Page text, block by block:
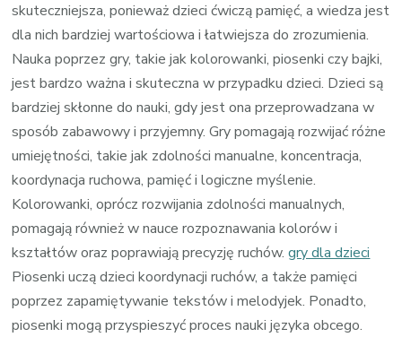
skuteczniejsza, ponieważ dzieci ćwiczą pamięć, a wiedza jest
dla nich bardziej wartościowa i łatwiejsza do zrozumienia.
Nauka poprzez gry, takie jak kolorowanki, piosenki czy bajki,
jest bardzo ważna i skuteczna w przypadku dzieci. Dzieci są
bardziej skłonne do nauki, gdy jest ona przeprowadzana w
sposób zabawowy i przyjemny. Gry pomagają rozwijać różne
umiejętności, takie jak zdolności manualne, koncentracja,
koordynacja ruchowa, pamięć i logiczne myślenie.
Kolorowanki, oprócz rozwijania zdolności manualnych,
pomagają również w nauce rozpoznawania kolorów i
kształtów oraz poprawiają precyzję ruchów.gry dla dzieci
Piosenki uczą dzieci koordynacji ruchów, a także pamięci
poprzez zapamiętywanie tekstów i melodyjek. Ponadto,
piosenki mogą przyspieszyć proces nauki języka obcego.